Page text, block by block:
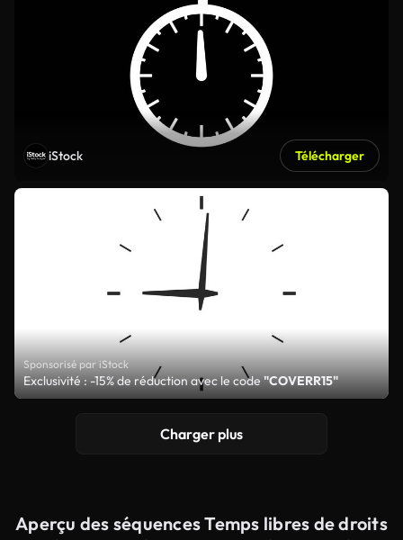
iStock Télécharger
Sponsorisé par iStock
Exclusivité : -15% de réduction avec le code"COVERR15"
Charger plus
Aperçu des séquences Temps libres de droits